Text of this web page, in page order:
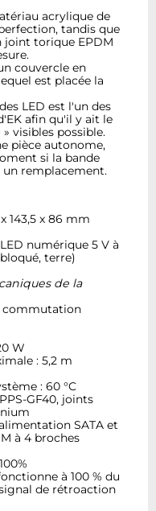
acrylique de
tandis que
joint torique EPDM
couvercle en
est placée la
LED est l'un des
afin qu'il y ait le
visibles possible.
pièce autonome,
si la bande
un remplacement.
143,5 x 86 mm
numérique 5 V à
terre)
de la
commutation
W
: 5,2 m
: 60 °C
GF40, joints
SATA et
à 4 broches
à 100 % du
de rétroaction